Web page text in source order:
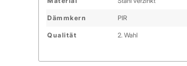
Dämmkern PIR
Qualität 2. Wahl